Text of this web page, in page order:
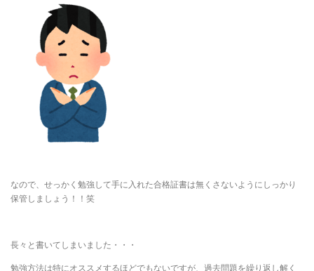
なので、せっかく勉強して手に入れた合格証書は無くさないようにしっかり
保管しましょう！！笑
長々と書いてしまいました・・・
勉強方法は特にオススメするほどでもないですが、過去問題を繰り返し解く